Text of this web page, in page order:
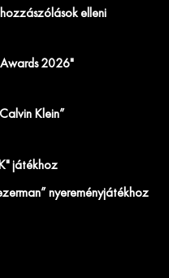
elleni
Awards 2026"
Klein”
játékhoz
nyereményjátékhoz